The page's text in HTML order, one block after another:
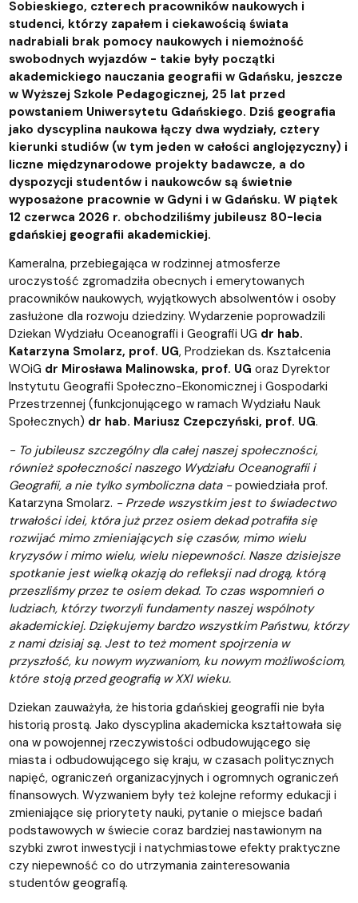
Sobieskiego, czterech pracowników naukowych i
studenci, którzy zapałem i ciekawością świata
nadrabiali brak pomocy naukowych i niemożność
swobodnych wyjazdów - takie były początki
akademickiego nauczania geografii w Gdańsku, jeszcze
w Wyższej Szkole Pedagogicznej, 25 lat przed
powstaniem Uniwersytetu Gdańskiego. Dziś geografia
jako dyscyplina naukowa łączy dwa wydziały, cztery
kierunki studiów (w tym jeden w całości anglojęzyczny) i
liczne międzynarodowe projekty badawcze, a do
dyspozycji studentów i naukowców są świetnie
wyposażone pracownie w Gdyni i w Gdańsku. W piątek
12 czerwca 2026 r. obchodziliśmy jubileusz 80-lecia
gdańskiej geografii akademickiej.
Kameralna, przebiegająca w rodzinnej atmosferze
uroczystość zgromadziła obecnych i emerytowanych
pracowników naukowych, wyjątkowych absolwentów i osoby
zasłużone dla rozwoju dziedziny. Wydarzenie poprowadzili
Dziekan Wydziału Oceanografii i Geografii UG dr hab.
Katarzyna Smolarz, prof. UG, Prodziekan ds. Kształcenia
WOiG dr Mirosława Malinowska, prof. UG oraz Dyrektor
Instytutu Geografii Społeczno-Ekonomicznej i Gospodarki
Przestrzennej (funkcjonującego w ramach Wydziału Nauk
Społecznych) dr hab. Mariusz Czepczyński, prof. UG.
- To jubileusz szczególny dla całej naszej społeczności,
również społeczności naszego Wydziału Oceanografii i
Geografii, a nie tylko symboliczna data -powiedziała prof.
Katarzyna Smolarz. - Przede wszystkim jest to świadectwo
trwałości idei, która już przez osiem dekad potrafiła się
rozwijać mimo zmieniających się czasów, mimo wielu
kryzysów i mimo wielu, wielu niepewności. Nasze dzisiejsze
spotkanie jest wielką okazją do refleksji nad drogą, którą
przeszliśmy przez te osiem dekad. To czas wspomnień o
ludziach, którzy tworzyli fundamenty naszej wspólnoty
akademickiej. Dziękujemy bardzo wszystkim Państwu, którzy
z nami dzisiaj są. Jest to też moment spojrzenia w
przyszłość, ku nowym wyzwaniom, ku nowym możliwościom,
które stoją przed geografią w XXI wieku.
Dziekan zauważyła, że historia gdańskiej geografii nie była
historią prostą. Jako dyscyplina akademicka kształtowała się
ona w powojennej rzeczywistości odbudowującego się
miasta i odbudowującego się kraju, w czasach politycznych
napięć, ograniczeń organizacyjnych i ogromnych ograniczeń
finansowych. Wyzwaniem były też kolejne reformy edukacji i
zmieniające się priorytety nauki, pytanie o miejsce badań
podstawowych w świecie coraz bardziej nastawionym na
szybki zwrot inwestycji i natychmiastowe efekty praktyczne
czy niepewność co do utrzymania zainteresowania
studentów geografią.